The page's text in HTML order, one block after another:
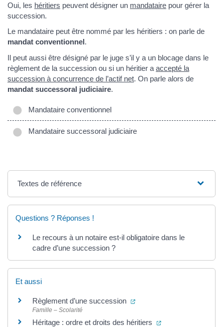
Oui, les héritiers peuvent désigner un mandataire pour gérer la
succession.
Le mandataire peut être nommé par les héritiers : on parle de
mandat conventionnel.
Il peut aussi être désigné par le juge s’il y a un blocage dans le
règlement de la succession ou si un héritier a accepté la
succession à concurrence de l’actif net. On parle alors de
mandat successoral judiciaire.
Mandataire conventionnel
Mandataire successoral judiciaire
Textes de référence
Questions ? Réponses !
Le recours à un notaire est-il obligatoire dans le
cadre d’une succession ?
Et aussi
Règlement d’une succession (ouverture dans un nouvel
Famille – Scolarité
Héritage : ordre et droits des héritiers (ouverture dans